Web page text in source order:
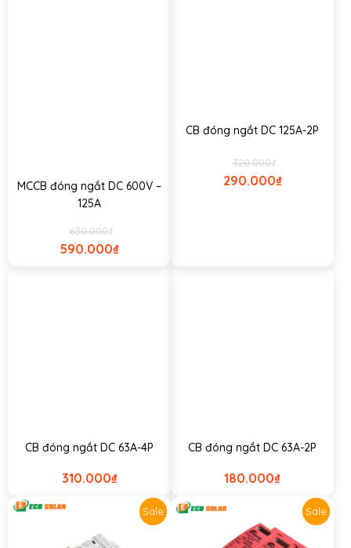
MCCB đóng ngắt DC 600V –
125A
₫
630.000
₫
590.000
CB đóng ngắt DC 125A-2P
₫
320.000
₫
290.000
CB đóng ngắt DC 63A-4P
₫
310.000
CB đóng ngắt DC 63A-2P
₫
180.000
Sale Sale